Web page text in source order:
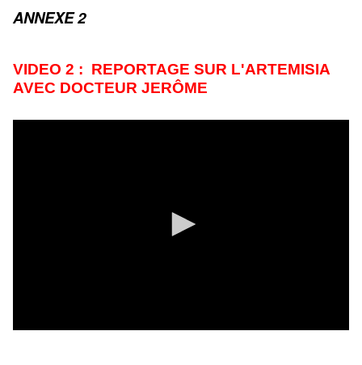
ANNEXE 2
VIDEO 2 : REPORTAGE SUR L'ARTEMISIA
AVEC DOCTEUR JERÔME